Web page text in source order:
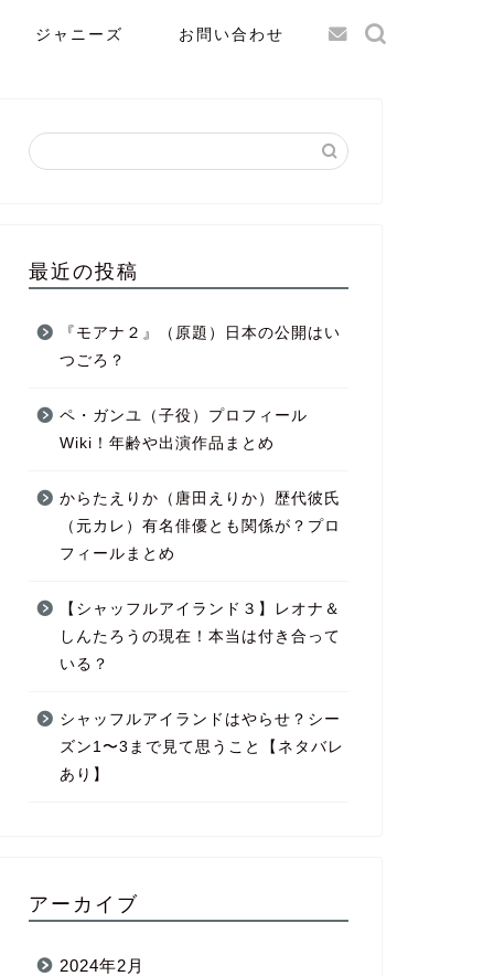
ジャニーズ お問い合わせ
最近の投稿
『モアナ２』（原題）日本の公開はい
つごろ？
ペ・ガンユ（子役）プロフィール
Wiki！年齢や出演作品まとめ
からたえりか（唐田えりか）歴代彼氏
（元カレ）有名俳優とも関係が？プロ
フィールまとめ
【シャッフルアイランド３】レオナ＆
しんたろうの現在！本当は付き合って
いる？
シャッフルアイランドはやらせ？シー
ズン1〜3まで見て思うこと【ネタバレ
あり】
アーカイブ
2024年2月